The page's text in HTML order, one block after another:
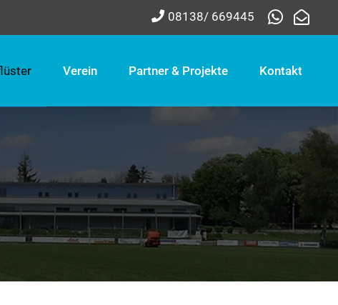
08138/ 669445
Verein Partner & Projekte Kontakt